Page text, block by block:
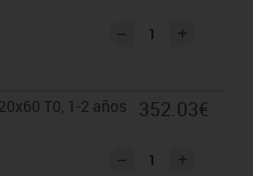
T0, 1-2 años
352.03€